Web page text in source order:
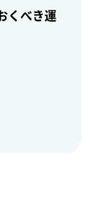
くべき運